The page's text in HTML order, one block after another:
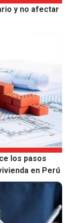
y no afectar
los pasos
en Perú